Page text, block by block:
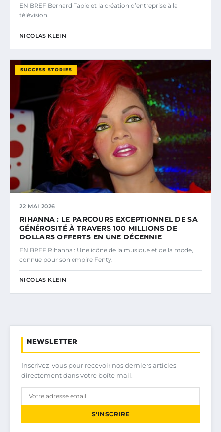
EN BREF Bernard Tapie et la création d’entreprise à la
télévision.
NICOLAS KLEIN
SUCCESS STORIES
22 MAI 2026
RIHANNA : LE PARCOURS EXCEPTIONNEL DE SA
GÉNÉROSITÉ À TRAVERS 100 MILLIONS DE
DOLLARS OFFERTS EN UNE DÉCENNIE
EN BREF Rihanna : Une icône de la musique et de la mode,
connue pour son empire Fenty.
NICOLAS KLEIN
NEWSLETTER
Inscrivez-vous pour recevoir nos derniers articles
directement dans votre boîte mail.
S'INSCRIRE